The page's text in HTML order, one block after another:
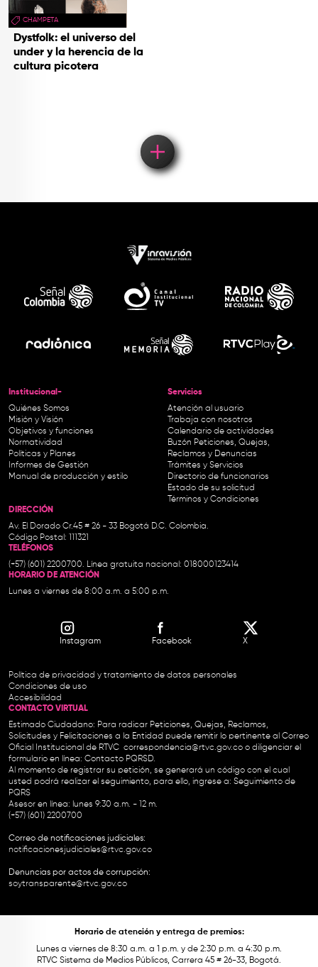
CHAMPETA
Dystfolk: el universo del
under y la herencia de la
cultura picotera
Institucional-
Quiénes Somos
Misión y Visión
Objetivos y funciones
Normatividad
Políticas y Planes
Informes de Gestión
Manual de producción y estilo
Servicios
Atención al usuario
Trabaja con nosotros
Calendario de actividades
Buzón Peticiones, Quejas,
Reclamos y Denuncias
Trámites y Servicios
Directorio de funcionarios
Estado de su solicitud
Términos y Condiciones
DIRECCIÓN
Av. El Dorado Cr.45 # 26 - 33 Bogotá D.C. Colombia.
Código Postal: 111321
TELÉFONOS
(+57) (601) 2200700. Línea gratuita nacional: 018000123414
HORARIO DE ATENCIÓN
Lunes a viernes de 8:00 a.m. a 5:00 p.m.
Instagram Facebook X
Política de privacidad y tratamiento de datos personales
Condiciones de uso
Accesibilidad
CONTACTO VIRTUAL
Estimado Ciudadano: Para radicar Peticiones, Quejas, Reclamos,
Solicitudes y Felicitaciones a la Entidad puede remitir lo pertinente al Correo
Oficial Institucional de RTVC correspondencia@rtvc.gov.co o diligenciar el
formulario en línea: Contacto PQRSD.
Al momento de registrar su petición, se generará un código con el cual
usted podrá realizar el seguimiento, para ello, ingrese a: Seguimiento de
PQRS
Asesor en línea: lunes 9:30 a.m. - 12 m.
(+57) (601) 2200700
Correo de notificaciones judiciales:
notificacionesjudiciales@rtvc.gov.co
Denuncias por actos de corrupción:
soytransparente@rtvc.gov.co
Horario de atención y entrega de premios:
Lunes a viernes de 8:30 a.m. a 1 p.m. y de 2:30 p.m. a 4:30 p.m.
RTVC Sistema de Medios Públicos, Carrera 45 # 26-33, Bogotá.